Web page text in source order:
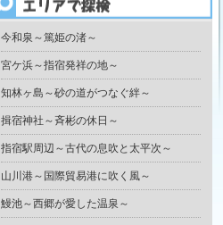
今和泉～篤姫の渚～
宮ケ浜～指宿発祥の地～
知林ヶ島～砂の道がつなぐ絆～
揖宿神社～斉彬の休日～
指宿駅周辺～古代の息吹と太平次～
山川港～国際貿易港に吹く風～
鰻池～西郷が愛した温泉～